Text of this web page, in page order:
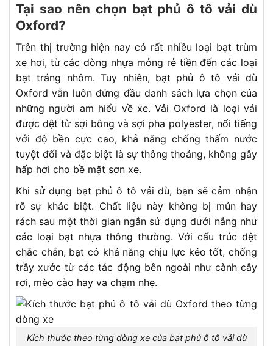
Tại sao nên chọn bạt phủ ô tô vải dù
Oxford?
Trên thị trường hiện nay có rất nhiều loại bạt trùm
xe hơi, từ các dòng nhựa mỏng rẻ tiền đến các loại
bạt tráng nhôm. Tuy nhiên, bạt phủ ô tô vải dù
Oxford vẫn luôn đứng đầu danh sách lựa chọn của
những người am hiểu về xe. Vải Oxford là loại vải
được dệt từ sợi bông và sợi pha polyester, nổi tiếng
với độ bền cực cao, khả năng chống thấm nước
tuyệt đối và đặc biệt là sự thông thoáng, không gây
hấp hơi cho bề mặt sơn xe.
Khi sử dụng bạt phủ ô tô vải dù, bạn sẽ cảm nhận
rõ sự khác biệt. Chất liệu này không bị mủn hay
rách sau một thời gian ngắn sử dụng dưới nắng như
các loại bạt nhựa thông thường. Với cấu trúc dệt
chắc chắn, bạt có khả năng chịu lực kéo tốt, chống
trầy xước từ các tác động bên ngoài như cành cây
rơi, mèo cào hay va chạm nhẹ.
Kích thước theo từng dòng xe của bạt phủ ô tô vải dù